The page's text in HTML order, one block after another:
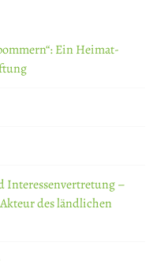
Ein Heimat-
Interessenvertretung –
des ländlichen